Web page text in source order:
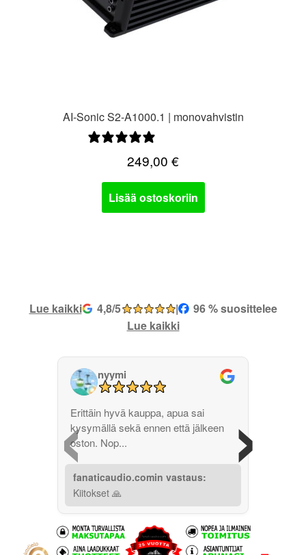
AI-Sonic S2-A1000.1 | monovahvistin
249,00 €
Lisää ostoskoriin
Lue kaikki 4,8/5 |
96 % suosittelee
Lue kaikki
‹
nyymi
Erittäin hyvä kauppa, apua sai
kysymällä sekä ennen että jälkeen
oston. Nop...
fanaticaudio.comin vastaus:
Kiitokset 🙏
›